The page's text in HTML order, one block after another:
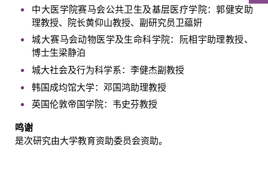
中大医学院赛马会公共卫生及基层医疗学院：郭健安助
理教授、院长黄仰山教授、副研究员卫藴姸
城大赛马会动物医学及生命科学院：阮相宇助理教授、
博士生梁静泊
城大社会及行为科学系：李健杰副教授
韩国成均馆大学：邓国鸿助理教授
英国伦敦帝国学院：韦史芬教授
鸣谢
是次研究由大学教育资助委员会资助。